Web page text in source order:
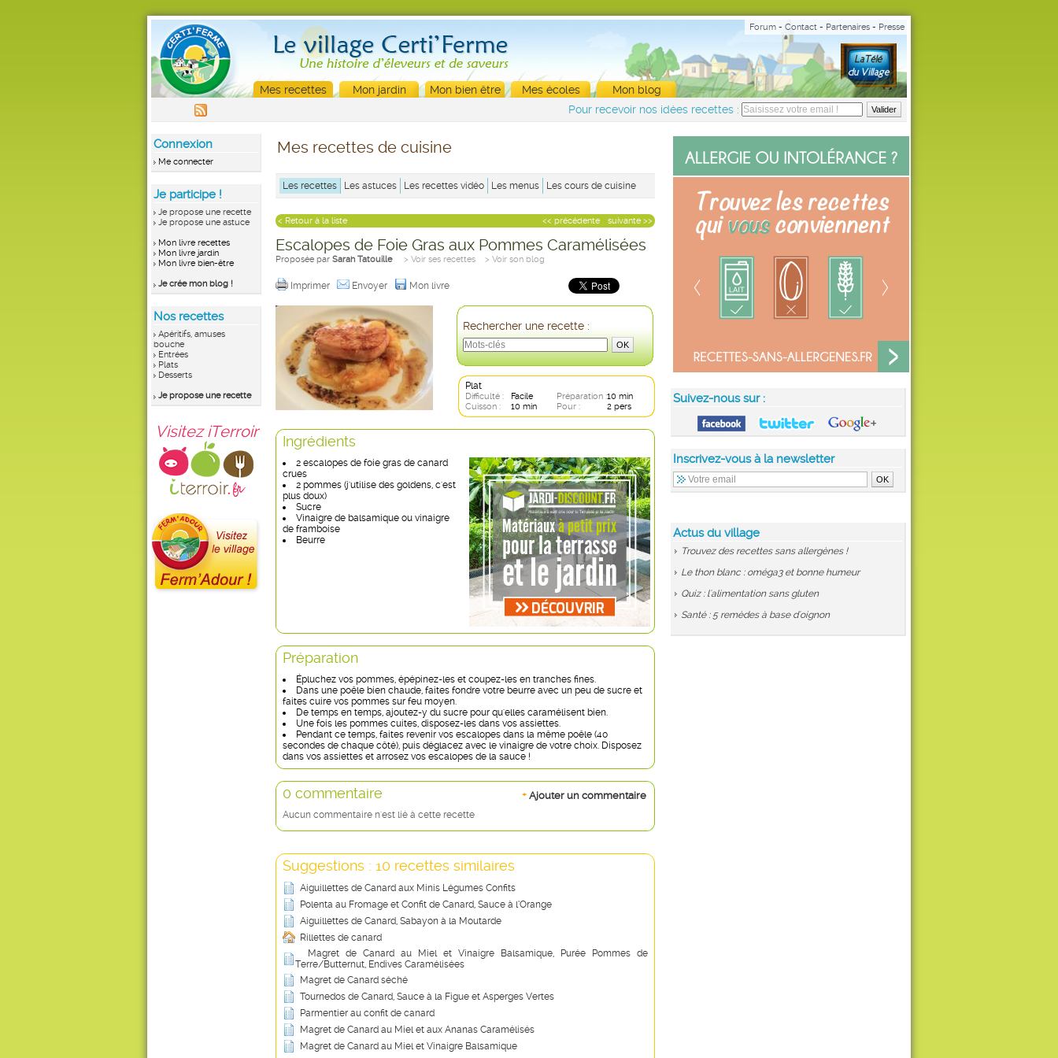
Forum - Contact - Partenaires - Presse
Mes recettes Mon jardin Mon bien être Mes écoles
Mon blog
Pour recevoir nos idées recettes :
Connexion
Me connecter
Je participe !
Je propose une recette
Je propose une astuce
Mon livre recettes
Mon livre jardin
Mon livre bien-être
Je crée mon blog !
Nos recettes
Apéritifs, amuses
bouche
Entrées
Plats
Desserts
Je propose une recette
Visitez iTerroir
Suivez-nous sur :
Inscrivez-vous à la newsletter
Actus du village
Trouvez des recettes sans allergènes !
Le thon blanc : oméga3 et bonne humeur
Quiz : l'alimentation sans gluten
Santé : 5 remèdes à base d'oignon
Mes recettes de cuisine
Les recettes Les astuces Les recettes vidéo Les menus Les cours de cuisine
suivante >>
<< précédente
< Retour à la liste
Escalopes de Foie Gras aux Pommes Caramélisées
Proposée par Sarah Tatouille > Voir ses recettes > Voir son blog
Imprimer Envoyer Mon livre
Rechercher une recette :
Plat
Difficulté : Facile Préparation :10 min
Cuisson :
10 min Pour : 2 pers
Ingrédients
2 escalopes de foie gras de canard
crues
2 pommes (j'utilise des goldens, c'est
plus doux)
Sucre
Vinaigre de balsamique ou vinaigre
de framboise
Beurre
Préparation
Épluchez vos pommes, épépinez-les et coupez-les en tranches fines.
Dans une poêle bien chaude, faites fondre votre beurre avec un peu de sucre et
faites cuire vos pommes sur feu moyen.
De temps en temps, ajoutez-y du sucre pour qu'elles caramélisent bien.
Une fois les pommes cuites, disposez-les dans vos assiettes.
Pendant ce temps, faites revenir vos escalopes dans la même poêle (40
secondes de chaque côté), puis déglacez avec le vinaigre de votre choix. Disposez
dans vos assiettes et arrosez vos escalopes de la sauce !
+ Ajouter un commentaire
0 commentaire
Aucun commentaire n'est lié à cette recette
Suggestions : 10 recettes similaires
Aiguillettes de Canard aux Minis Légumes Confits
Polenta au Fromage et Confit de Canard, Sauce à l’Orange
Aiguillettes de Canard, Sabayon à la Moutarde
Rillettes de canard
Magret de Canard au Miel et Vinaigre Balsamique, Purée Pommes de
Terre/Butternut, Endives Caramélisées
Magret de Canard séché
Tournedos de Canard, Sauce à la Figue et Asperges Vertes
Parmentier au confit de canard
Magret de Canard au Miel et aux Ananas Caramélisés
Magret de Canard au Miel et Vinaigre Balsamique